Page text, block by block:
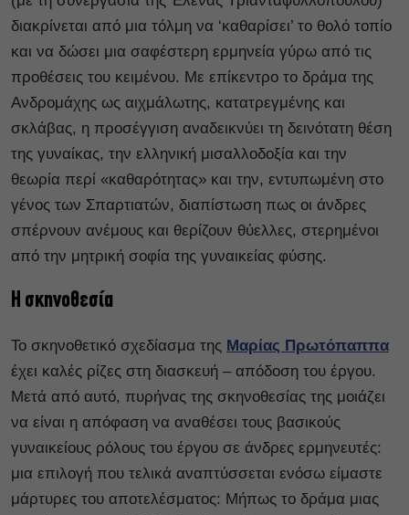
διακρίνεται από μια τόλμη να ‘καθαρίσει’ το θολό τοπίο
και να δώσει μια σαφέστερη ερμηνεία γύρω από τις
προθέσεις του κειμένου. Με επίκεντρο το δράμα της
Ανδρομάχης ως αιχμάλωτης, κατατρεγμένης και
σκλάβας, η προσέγγιση αναδεικνύει τη δεινότατη θέση
της γυναίκας, την ελληνική μισαλλοδοξία και την
θεωρία περί «καθαρότητας» και την, εντυπωμένη στο
γένος των Σπαρτιατών, διαπίστωση πως οι άνδρες
σπέρνουν ανέμους και θερίζουν θύελλες, στερημένοι
από την μητρική σοφία της γυναικείας φύσης.
Η σκηνοθεσία
Το σκηνοθετικό σχεδίασμα της Μαρίας Πρωτόπαππα
έχει καλές ρίζες στη διασκευή – απόδοση του έργου.
Μετά από αυτό, πυρήνας της σκηνοθεσίας της μοιάζει
να είναι η απόφαση να αναθέσει τους βασικούς
γυναικείους ρόλους του έργου σε άνδρες ερμηνευτές:
μια επιλογή που τελικά αναπτύσσεται ενόσω είμαστε
μάρτυρες του αποτελέσματος: Μήπως το δράμα μιας